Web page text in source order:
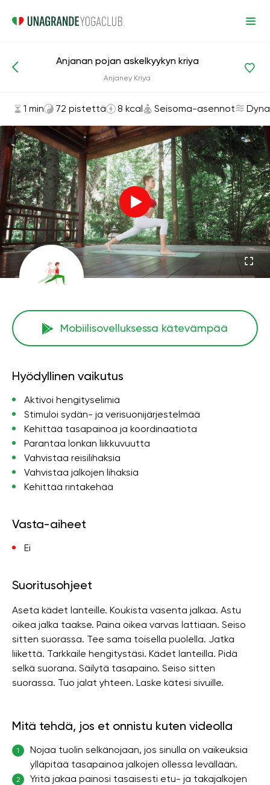
Asanat ja harjoitukset Seisoma-asennot
Anjanan pojan askelkyykyn kriya
Anjaney Kriya
1 min 72 pistettä 8 kcal Seisoma-asennot
Mobiilisovelluksessa kätevämpää
Hyödyllinen vaikutus
Aktivoi hengityselimiä
Stimuloi sydän- ja verisuonijärjestelmää
Kehittää tasapainoa ja koordinaatiota
Parantaa lonkan liikkuvuutta
Vahvistaa reisilihaksia
Vahvistaa jalkojen lihaksia
Kehittää rintakehää
Vasta-aiheet
Ei
Suoritusohjeet
Aseta kädet lanteille. Koukista vasenta jalkaa. Astu
oikea jalka taakse. Paina oikea varvas lattiaan. Seiso
sitten suorassa. Tee sama toisella puolella. Jatka
liikettä. Tarkkaile hengitystäsi. Kädet lanteilla. Pidä
selkä suorana. Säilytä tasapaino. Seiso sitten
suorassa. Tuo jalat yhteen. Laske kätesi sivuille.
Mitä tehdä, jos et onnistu kuten videolla
1
Nojaa tuolin selkänojaan, jos sinulla on vaikeuksia
ylläpitää tasapainoa jalkojen ollessa levällään.
2
Yritä jakaa painosi tasaisesti etu- ja takajalkojen